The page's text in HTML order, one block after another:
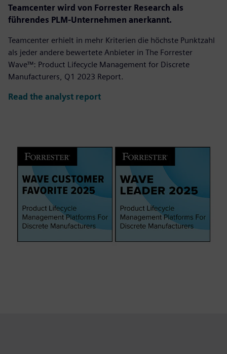
Teamcenter wird von Forrester Research als
führendes PLM-Unternehmen anerkannt.
Teamcenter erhielt in mehr Kriterien die höchste Punktzahl
als jeder andere bewertete Anbieter in The Forrester
Wave™: Product Lifecycle Management for Discrete
Manufacturers, Q1 2023 Report.
Read the analyst report